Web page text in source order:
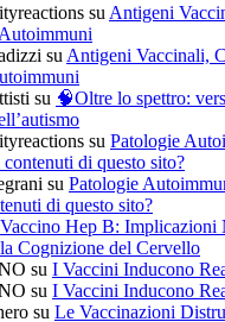
su Antigeni
su Antigeni Vaccinali,
su 🧠Oltre lo spettro:
su Patologie
di questo sito?
su Patologie
di questo sito?
Vaccino Hep B: Implicazioni
Cognizione del Cervello
su I Vaccini Inducono
su I Vaccini Inducono
su Le Vaccinazioni